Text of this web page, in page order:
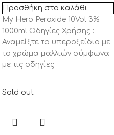
Προσθήκη στο καλάθι
My Hero Peroxide 10Vol 3%
1000ml Οδηγίες Χρήσης :
Αναμείξτε το υπεροξείδιο με
το χρώμα μαλλιών σύμφωνα
με τις οδηγίες
Sold out